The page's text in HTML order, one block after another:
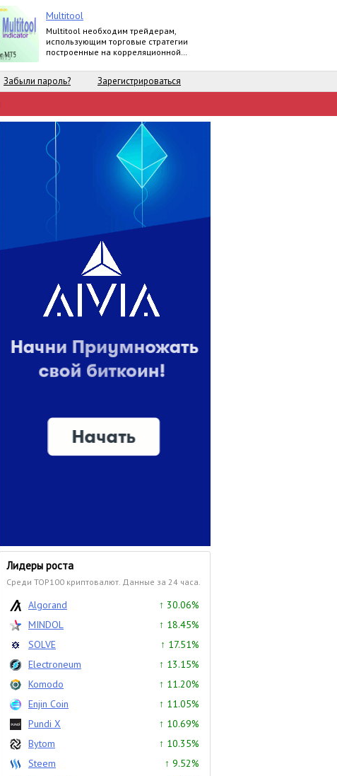
Multitool
Multitool необходим трейдерам,
использующим торговые стратегии
построенные на корреляционной
Забыли пароль? Зарегистрироваться
Лидеры роста
Среди TOP100 криптовалют. Данные за 24 часа.
Algorand
↑ 30.06%
MINDOL
↑ 18.45%
SOLVE
↑ 17.51%
Electroneum
↑ 13.15%
Komodo
↑ 11.20%
Enjin Coin
↑ 11.05%
Pundi X
↑ 10.69%
Bytom
↑ 10.35%
Steem
↑ 9.52%